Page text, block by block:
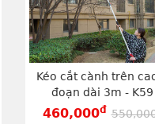
Kéo cắt cành trên
đoạn dài 3m - K59
460,000đ